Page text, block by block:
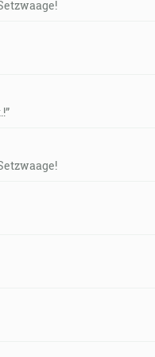
a to aspoň v tento
zima, deň a noc
slovo a